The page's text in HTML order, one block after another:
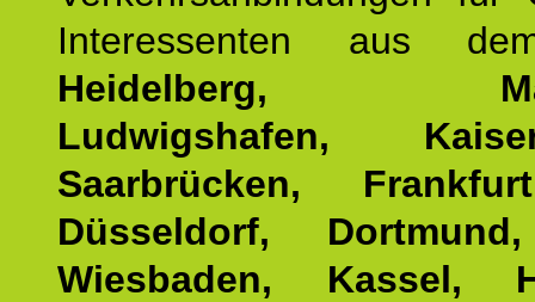
Interessenten aus
Heidelberg,
Ludwigshafen,
Saarbrücken,
Düsseldorf,
Wiesbaden, Kassel,